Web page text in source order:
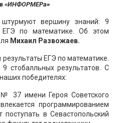
«ИНФОРМЕРа»
штурмуют вершину знаний: 9
ЕГЭ по математике. Об этом
Михаил Развожаев.
ЕГЭ по математике.
стобалльных результатов. С
победителях:
37 имени Героя Советского
программированием
поступать в Севастопольский